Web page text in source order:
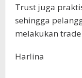
Trust juga
sehingga
melakukan
Harlina